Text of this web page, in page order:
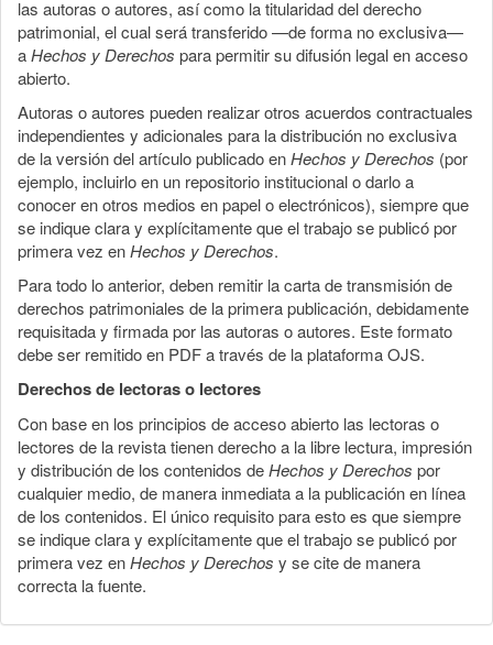
las autoras o autores, así como la titularidad del derecho
patrimonial, el cual será transferido —de forma no exclusiva—
aHechos y Derechos para permitir su difusión legal en acceso
abierto.
Autoras o autores pueden realizar otros acuerdos contractuales
independientes y adicionales para la distribución no exclusiva
de la versión del artículo publicado enHechos y Derechos (por
ejemplo, incluirlo en un repositorio institucional o darlo a
conocer en otros medios en papel o electrónicos), siempre que
se indique clara y explícitamente que el trabajo se publicó por
primera vez enHechos y Derechos.
Para todo lo anterior, deben remitir la carta de transmisión de
derechos patrimoniales de la primera publicación, debidamente
requisitada y firmada por las autoras o autores. Este formato
debe ser remitido en PDF a través de la plataforma OJS.
Derechos de lectoras o lectores
Con base en los principios de acceso abierto las lectoras o
lectores de la revista tienen derecho a la libre lectura, impresión
y distribución de los contenidos deHechos y Derechos por
cualquier medio, de manera inmediata a la publicación en línea
de los contenidos. El único requisito para esto es que siempre
se indique clara y explícitamente que el trabajo se publicó por
primera vez enHechos y Derechos y se cite de manera
correcta la fuente.